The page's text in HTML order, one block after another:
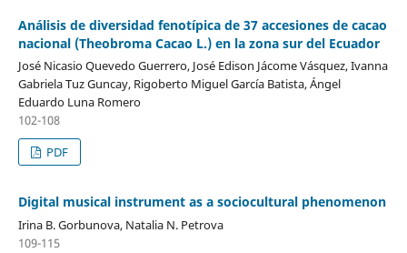
Análisis de diversidad fenotípica de 37 accesiones de cacao
nacional (Theobroma Cacao L.) en la zona sur del Ecuador
José Nicasio Quevedo Guerrero, José Edison Jácome Vásquez, Ivanna
Gabriela Tuz Guncay, Rigoberto Miguel García Batista, Ángel
Eduardo Luna Romero
102-108
PDF
Digital musical instrument as a sociocultural phenomenon
Irina B. Gorbunova, Natalia N. Petrova
109-115